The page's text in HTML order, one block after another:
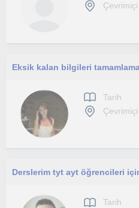
Tarih
Tarih